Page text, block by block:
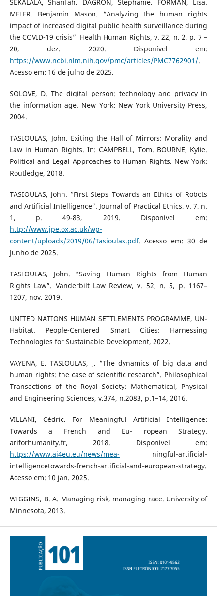
SEKALALA, Sharifah. DAGRON, Stéphanie. FORMAN, Lisa.
MEIER, Benjamin Mason. “Analyzing the human rights
impact of increased digital public health surveillance during
the COVID-19 crisis”. Health Human Rights, v. 22, n. 2, p. 7 –
20, dez. 2020. Disponível em:
https://www.ncbi.nlm.nih.gov/pmc/articles/PMC7762901/.
Acesso em: 16 de julho de 2025.
SOLOVE, D. The digital person: technology and privacy in
the information age. New York: New York University Press,
2004.
TASIOULAS, John. Exiting the Hall of Mirrors: Morality and
Law in Human Rights. In: CAMPBELL, Tom. BOURNE, Kylie.
Political and Legal Approaches to Human Rights. New York:
Routledge, 2018.
TASIOULAS, John. “First Steps Towards an Ethics of Robots
and Artificial Intelligence”. Journal of Practical Ethics, v. 7, n.
1, p. 49-83, 2019. Disponível em:
http://www.jpe.ox.ac.uk/wp-
content/uploads/2019/06/Tasioulas.pdf. Acesso em: 30 de
Junho de 2025.
TASIOULAS, John. “Saving Human Rights from Human
Rights Law”. Vanderbilt Law Review, v. 52, n. 5, p. 1167–
1207, nov. 2019.
UNITED NATIONS HUMAN SETTLEMENTS PROGRAMME, UN-
Habitat. People-Centered Smart Cities: Harnessing
Technologies for Sustainable Development, 2022.
VAYENA, E. TASIOULAS, J. “The dynamics of big data and
human rights: the case of scientific research”. Philosophical
Transactions of the Royal Society: Mathematical, Physical
and Engineering Sciences, v.374, n.2083, p.1–14, 2016.
VILLANI, Cédric. For Meaningful Artificial Intelligence:
Towards a French and Eu- ropean Strategy.
ariforhumanity.fr, 2018. Disponível em:
https://www.ai4eu.eu/news/mea- ningful-artificial-
intelligencetowards-french-artificial-and-european-strategy.
Acesso em: 10 jan. 2025.
WIGGINS, B. A. Managing risk, managing race. University of
Minnesota, 2013.